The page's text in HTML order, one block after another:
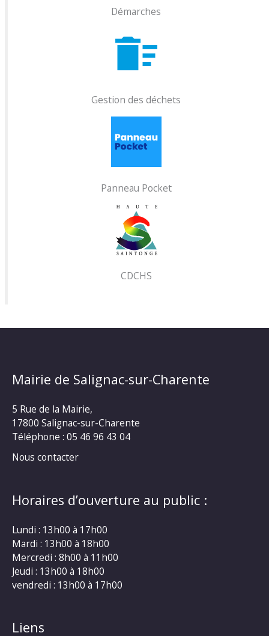
Démarches
Gestion des déchets
Panneau Pocket
CDCHS
Mairie de Salignac-sur-Charente
5 Rue de la Mairie,
17800 Salignac-sur-Charente
Téléphone : 05 46 96 43 04
Nous contacter
Horaires d’ouverture au public :
Lundi : 13h00 à 17h00
Mardi : 13h00 à 18h00
Mercredi : 8h00 à 11h00
Jeudi : 13h00 à 18h00
vendredi : 13h00 à 17h00
Liens